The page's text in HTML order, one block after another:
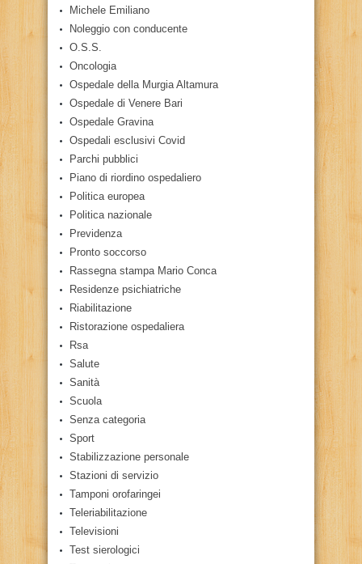
Michele Emiliano
Noleggio con conducente
O.S.S.
Oncologia
Ospedale della Murgia Altamura
Ospedale di Venere Bari
Ospedale Gravina
Ospedali esclusivi Covid
Parchi pubblici
Piano di riordino ospedaliero
Politica europea
Politica nazionale
Previdenza
Pronto soccorso
Rassegna stampa Mario Conca
Residenze psichiatriche
Riabilitazione
Ristorazione ospedaliera
Rsa
Salute
Sanità
Scuola
Senza categoria
Sport
Stabilizzazione personale
Stazioni di servizio
Tamponi orofaringei
Teleriabilitazione
Televisioni
Test sierologici